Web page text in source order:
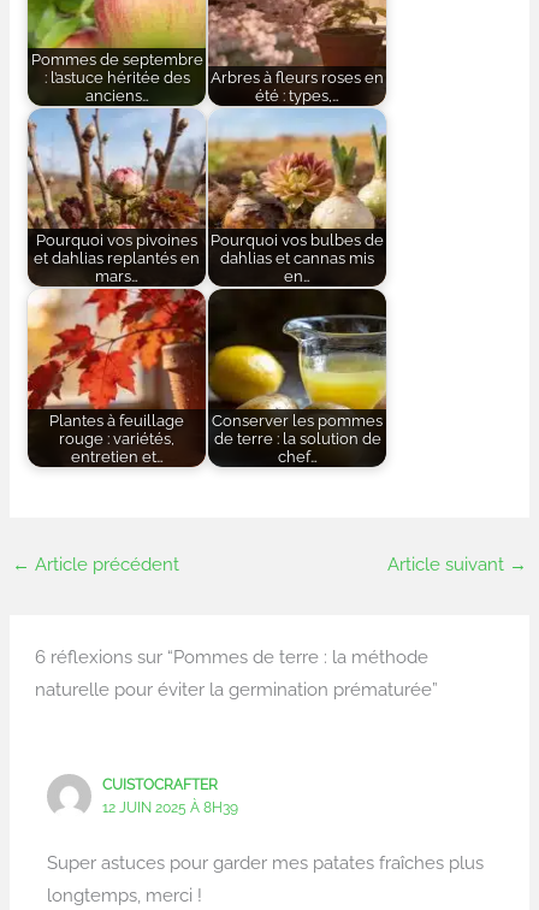
Pommes de septembre
: l’astuce héritée des
anciens…
Arbres à fleurs roses en
été : types,…
Pourquoi vos pivoines
et dahlias replantés en
mars…
Pourquoi vos bulbes de
dahlias et cannas mis
en…
Plantes à feuillage
rouge : variétés,
entretien et…
Conserver les pommes
de terre : la solution de
chef…
← Article précédent Article suivant →
6 réflexions sur “Pommes de terre : la méthode
naturelle pour éviter la germination prématurée”
CUISTOCRAFTER
12 JUIN 2025 À 8H39
Super astuces pour garder mes patates fraîches plus
longtemps, merci !